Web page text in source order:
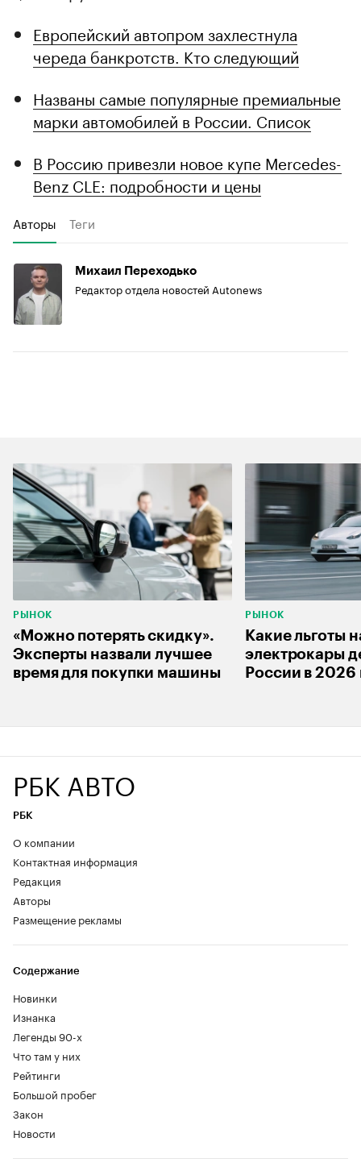
Европейский автопром захлестнула
череда банкротств. Кто следующий
Названы самые популярные премиальные
марки автомобилей в России. Список
В Россию привезли новое купе Mercedes-
Benz CLE: подробности и цены
Авторы Теги
Михаил Переходько
Редактор отдела новостей Autonews
РЫНОК
«Можно потерять скидку».
Эксперты назвали лучшее
время для покупки машины
РЫНОК
Какие льготы
электрокары
России в 2026
РБК АВТО
РБК
О компании
Контактная информация
Редакция
Авторы
Размещение рекламы
Содержание
Новинки
Изнанка
Легенды 90-х
Что там у них
Рейтинги
Большой пробег
Закон
Новости